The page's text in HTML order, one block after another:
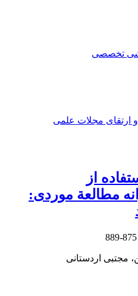
تخصصی
ارتقای مجلات علمی
از
مطالعة موردی:
875-889
مجتبی اردستانی